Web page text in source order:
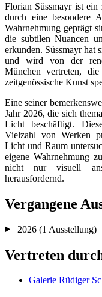
Florian Süssmayr ist ein
durch eine besondere
Wahrnehmung geprägt
die subtilen Nuancen
erkunden. Süssmayr hat
und wird von der
München vertreten,
zeitgenössische Kunst
Eine seiner
Jahr 2026, die sich
Licht beschäftigt.
Vielzahl von Werken
Licht und Raum
eigene Wahrnehmung
nicht nur visuell
herausfordernd.
Vergangene
2026 (1 Ausstellung)
Vertreten
Galerie Rüdiger